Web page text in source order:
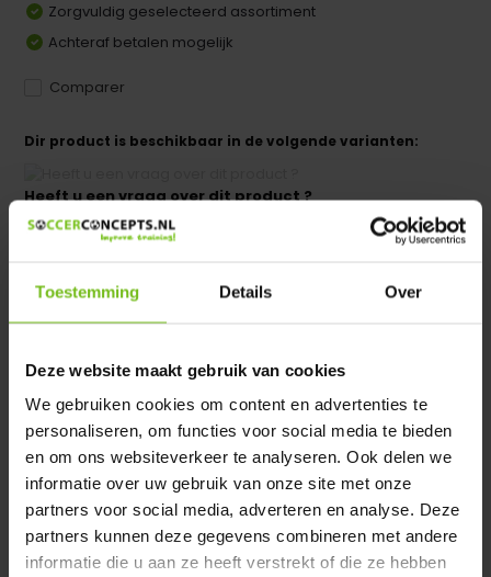
Toestemming Details Over
Deze website maakt gebruik van cookies
We gebruiken cookies om content en advertenties te
personaliseren, om functies voor social media te bieden
en om ons websiteverkeer te analyseren. Ook delen we
informatie over uw gebruik van onze site met onze
partners voor social media, adverteren en analyse. Deze
partners kunnen deze gegevens combineren met andere
informatie die u aan ze heeft verstrekt of die ze hebben
Zorgvuldig geselecteerd assortiment
Achteraf betalen mogelijk
Comparer
Dir product is beschikbaar in de volgende varianten:
Heeft u een vraag over dit product ?
We helpen u graag met meer informatie
Spécifications
Évaluations
Partager